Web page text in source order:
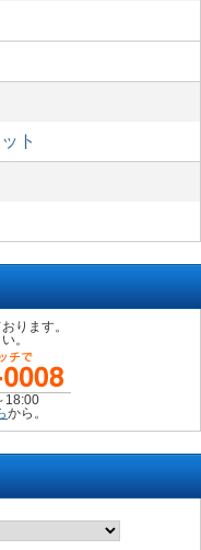
ト
ります。
。
18:00
から。